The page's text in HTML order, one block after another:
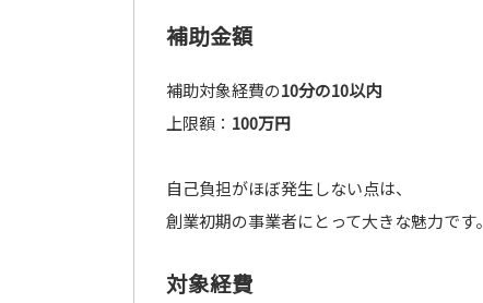
補助金額
補助対象経費の10分の10以内
上限額： 100万円
自己負担がほぼ発生しない点は、
創業初期の事業者にとって大きな魅力です。
対象経費